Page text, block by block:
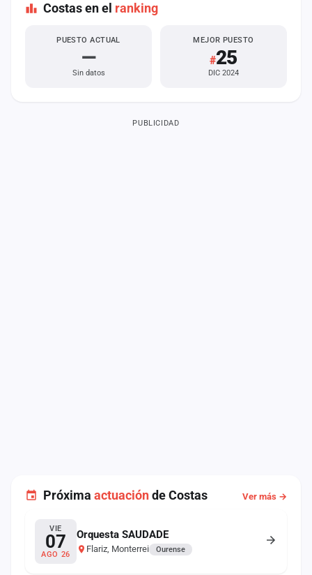
Próxima actuaciónde Costas Ver más →
VIE
07
AGO 26
Orquesta SAUDADE
Flariz, Monterrei Ourense
Costas en el ranking
PUESTO ACTUAL
—
Sin datos
MEJOR PUESTO
#25
DIC 2024
PUBLICIDAD